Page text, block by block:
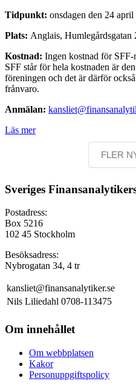
Tidpunkt: onsdagen den 24
Plats: Anglais, Humlegårdsgatan
Kostnad: Ingen kostnad för
SFF står för hela kostnaden är
föreningen och det är därför
frånvaro.
Anmälan:
Läs mer
FLER
Sveriges
Postadress:
Box 5216
102 45 Stockholm
Besöksadress:
Nybrogatan 34, 4 tr
kansliet@finansanalytiker.se
Nils Liliedahl 0708-113475
Om innehållet
Om webbplatsen
Kakor
Personuppgiftspolicy